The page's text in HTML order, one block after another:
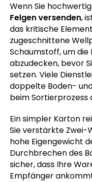
Wenn Sie
Felgen versenden,
das kritische
zugeschnittene
Schaumstoff, um die
abzudecken, bevor
setzen. Viele
doppelte Boden-
beim Sortierprozess
Ein simpler Karton
Sie verstärkte Zwei-
hohe Eigengewicht
Durchbrechen des
sicher, dass Ihre
Empfänger